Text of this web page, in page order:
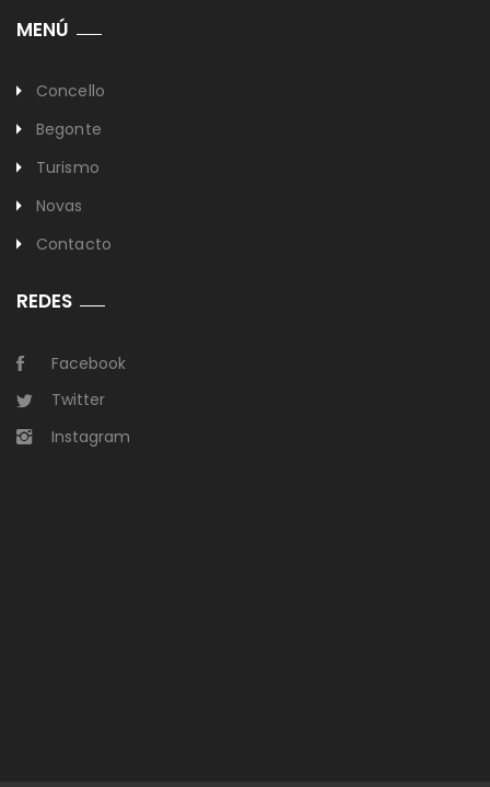
MENÚ
Concello
Begonte
Turismo
Novas
Contacto
REDES
Facebook
Twitter
Instagram